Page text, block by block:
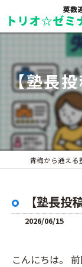
【塾長
【塾長
2026/06/15
こんにちは。